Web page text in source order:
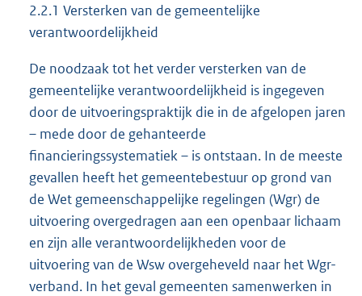
2.2.1 Versterken van de gemeentelijke
verantwoordelijkheid
De noodzaak tot het verder versterken van de
gemeentelijke verantwoordelijkheid is ingegeven
door de uitvoeringspraktijk die in de afgelopen jaren
– mede door de gehanteerde
financieringssystematiek – is ontstaan. In de meeste
gevallen heeft het gemeentebestuur op grond van
de Wet gemeenschappelijke regelingen (Wgr) de
uitvoering overgedragen aan een openbaar lichaam
en zijn alle verantwoordelijkheden voor de
uitvoering van de Wsw overgeheveld naar het Wgr-
verband. In het geval gemeenten samenwerken in